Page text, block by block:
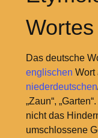
Das deutsche
englischen Wort
niederdeutschen
„Zaun“,
nicht das
umschlossene